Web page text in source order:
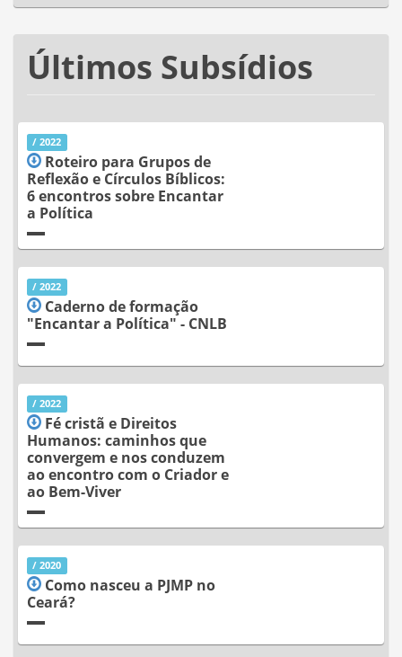
Últimos Subsídios
/ 2022
Roteiro para Grupos de
Reflexão e Círculos Bíblicos:
6 encontros sobre Encantar
a Política
/ 2022
Caderno de formação
"Encantar a Política" - CNLB
/ 2022
Fé cristã e Direitos
Humanos: caminhos que
convergem e nos conduzem
ao encontro com o Criador e
ao Bem-Viver
/ 2020
Como nasceu a PJMP no
Ceará?